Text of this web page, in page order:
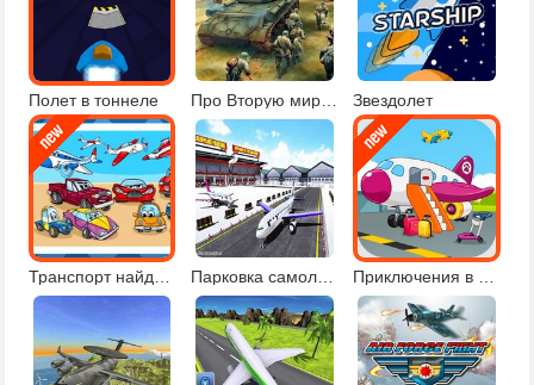
Полет в тоннеле Про Вторую мировую войну Звездолет
Парковка самолета 2013